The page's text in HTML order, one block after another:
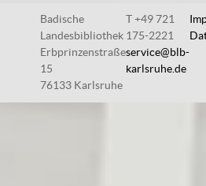
Badische
Landesbibliothek
Erbprinzenstraße
15
76133 Karlsruhe
T +49 721
175-2221
service@blb-
karlsruhe.de